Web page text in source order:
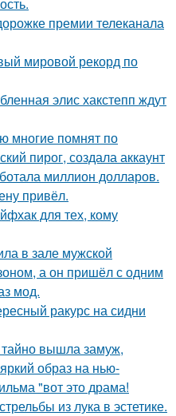
премии телеканала
мировой рекорд по
элис хакстепп ждут
многие помнят по
пирог, создала аккаунт
миллион долларов.
привёл.
для тех, кому
в зале мужской
а он пришёл с одним
мод.
ракурс на сидни
вышла замуж,
образ на нью-
"вот это драма!
из лука в эстетике.